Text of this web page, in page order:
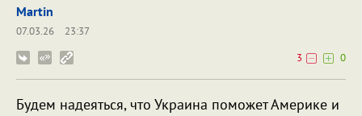
Martin
07.03.26
23:37
3
0
Будем надеяться, что Украина поможет Америке и